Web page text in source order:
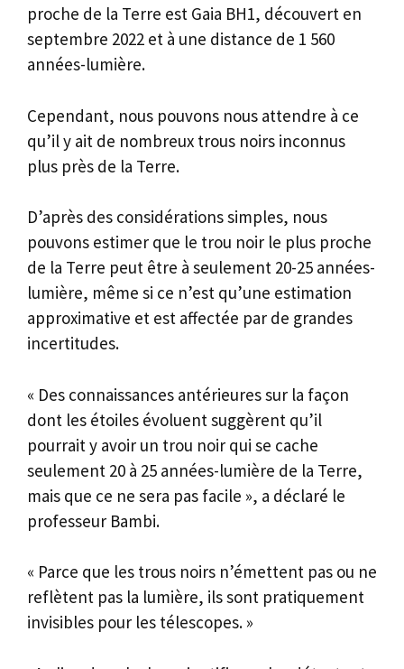
proche de la Terre est Gaia BH1, découvert en
septembre 2022 et à une distance de 1 560
années-lumière.
Cependant, nous pouvons nous attendre à ce
qu’il y ait de nombreux trous noirs inconnus
plus près de la Terre.
D’après des considérations simples, nous
pouvons estimer que le trou noir le plus proche
de la Terre peut être à seulement 20-25 années-
lumière, même si ce n’est qu’une estimation
approximative et est affectée par de grandes
incertitudes.
« Des connaissances antérieures sur la façon
dont les étoiles évoluent suggèrent qu’il
pourrait y avoir un trou noir qui se cache
seulement 20 à 25 années-lumière de la Terre,
mais que ce ne sera pas facile », a déclaré le
professeur Bambi.
« Parce que les trous noirs n’émettent pas ou ne
reflètent pas la lumière, ils sont pratiquement
invisibles pour les télescopes. »